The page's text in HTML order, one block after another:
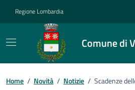
Regione Lombardia
Comune di
Home / Novità / Notizie / Scadenze